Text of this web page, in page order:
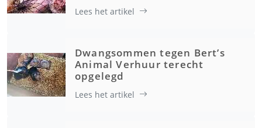
Lees het artikel
Dwangsommen tegen Bert’s
Animal Verhuur terecht
opgelegd
Lees het artikel